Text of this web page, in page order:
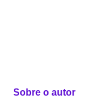
Sobre o autor